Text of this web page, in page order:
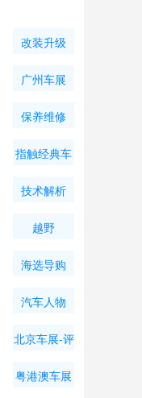
改装升级
广州车展
保养维修
指触经典车
技术解析
越野
海选导购
汽车人物
北京车展-评
测导购
粤港澳车展